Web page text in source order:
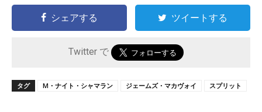
シェアする ツイートする
Twitter で
タグ M・ナイト・シャマラン ジェームズ・マカヴォイ スプリット